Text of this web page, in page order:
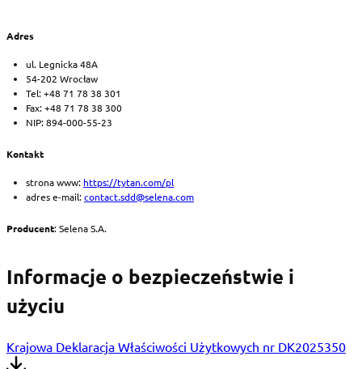
Adres
ul. Legnicka 48A
54-202 Wrocław
Tel: +48 71 78 38 301
Fax: +48 71 78 38 300
NIP: 894-000-55-23
Kontakt
strona www: https://tytan.com/pl
adres e-mail:contact.sdd@selena.com
Producent: Selena S.A.
Informacje o bezpieczeństwie i
użyciu
Krajowa Deklaracja Właściwości Użytkowych nr DK2025350